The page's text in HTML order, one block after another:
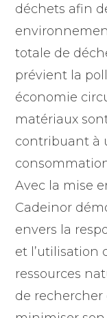
déchets afin
totale de
prévient la
économie
matériaux
contribuant à
Avec la mise
Cadeinor
envers la
et l’utilisation
ressources
de